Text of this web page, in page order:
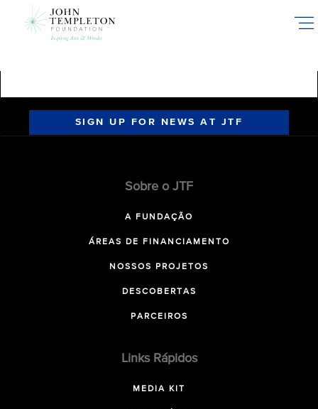
SIGN UP FOR NEWS AT JTF
Sobre o JTF
A FUNDAÇÃO
ÁREAS DE FINANCIAMENTO
NOSSOS PROJETOS
DESCOBERTAS
PARCEIROS
Links Rápidos
MEDIA KIT